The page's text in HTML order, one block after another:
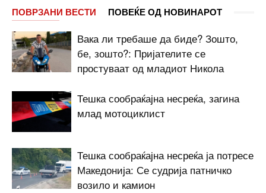
ПОВРЗАНИ ВЕСТИ ПОВЕЌЕ ОД НОВИНАРОТ
Вака ли требаше да биде? Зошто,
бе, зошто?: Пријателите се
простуваат од младиот Никола
Тешка сообраќајна несреќа, загина
млад мотоциклист
Тешка сообраќајна несреќа ја потресе
Македонија: Се судрија патничко
возило и камион